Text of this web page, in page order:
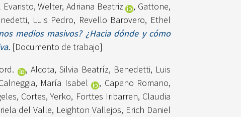
Evaristo,Welter, Adriana Beatriz , Gattone,
Luis Pedro, Revello Barovero, Ethel
medios masivos? ¿Hacia dónde y cómo
[Documento de trabajo]
, Alcota, Silvia Beatríz, Benedetti, Luis
María Isabel , Capano Romano,
, Cortes, Yerko, Forttes Iribarren, Claudia
del Valle, Leighton Vallejos, Erich Daniel